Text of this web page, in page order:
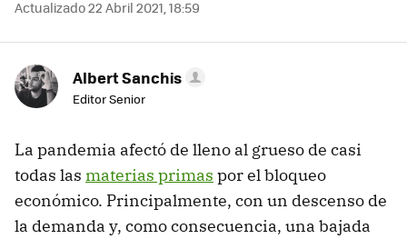
Actualizado 22 Abril 2021, 18:59
Albert Sanchis
Editor Senior
La pandemia afectó de lleno al grueso de casi
todas las materias primas por el bloqueo
económico. Principalmente, con un descenso de
la demanda y, como consecuencia, una bajada